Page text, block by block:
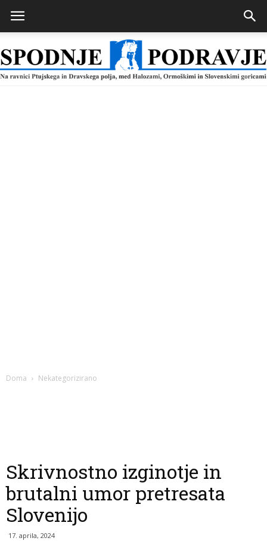
Doma Nekategorizirano
Skrivnostno izginotje in
brutalni umor pretresata
Slovenijo
17. aprila, 2024